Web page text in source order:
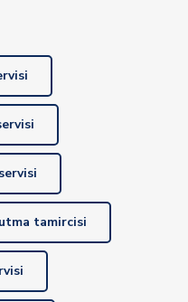
tamircisi